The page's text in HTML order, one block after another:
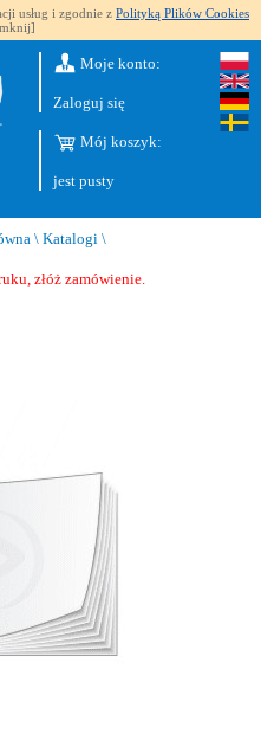
usług i zgodnie z Polityką Plików Cookies
Moje konto:
Zaloguj się
Mój koszyk:
jest pusty
\ Katalogi \
złóż zamówienie.